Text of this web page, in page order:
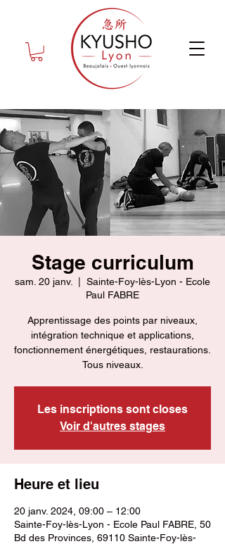
Stage curriculum
sam. 20 janv.
Sainte-Foy-lès-Lyon - Ecole
Paul FABRE
Apprentissage des points par niveaux,
intégration technique et applications,
fonctionnement énergétiques, restaurations.
Tous niveaux.
Les inscriptions sont closes
Voir d'autres stages
Heure et lieu
20 janv. 2024, 09:00 – 12:00
Sainte-Foy-lès-Lyon - Ecole Paul FABRE, 50
Bd des Provinces, 69110 Sainte-Foy-lès-